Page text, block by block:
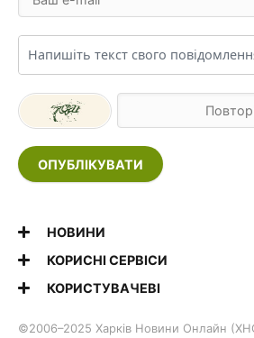
ОПУБЛІКУВАТИ
НОВИНИ
КОРИСНІ СЕРВІСИ
КОРИСТУВАЧЕВІ
©2006–2025 Харків Новини Онлайн